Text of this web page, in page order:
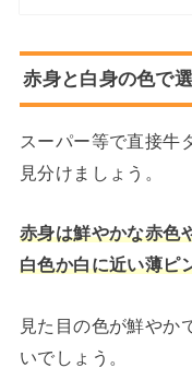
赤身と白身の色で
スーパー等で直接牛
見分けましょう。
赤身は鮮やかな赤色
白色か白に近い薄ピ
見た目の色が鮮やか
いでしょう。